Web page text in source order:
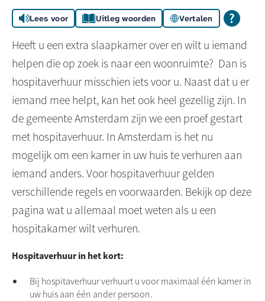
Lees voor Uitleg woorden Vertalen
Heeft u een extra slaapkamer over en wilt u iemand
helpen die op zoek is naar een woonruimte? Dan is
hospitaverhuur misschien iets voor u. Naast dat u er
iemand mee helpt, kan het ook heel gezellig zijn. In
de gemeente Amsterdam zijn we een proef gestart
met hospitaverhuur. In Amsterdam is het nu
mogelijk om een kamer in uw huis te verhuren aan
iemand anders. Voor hospitaverhuur gelden
verschillende regels en voorwaarden. Bekijk op deze
pagina wat u allemaal moet weten als u een
hospitakamer wilt verhuren.
Hospitaverhuur in het kort:
Bij hospitaverhuur verhuurt u voor maximaal één kamer in
uw huis aan één ander persoon.